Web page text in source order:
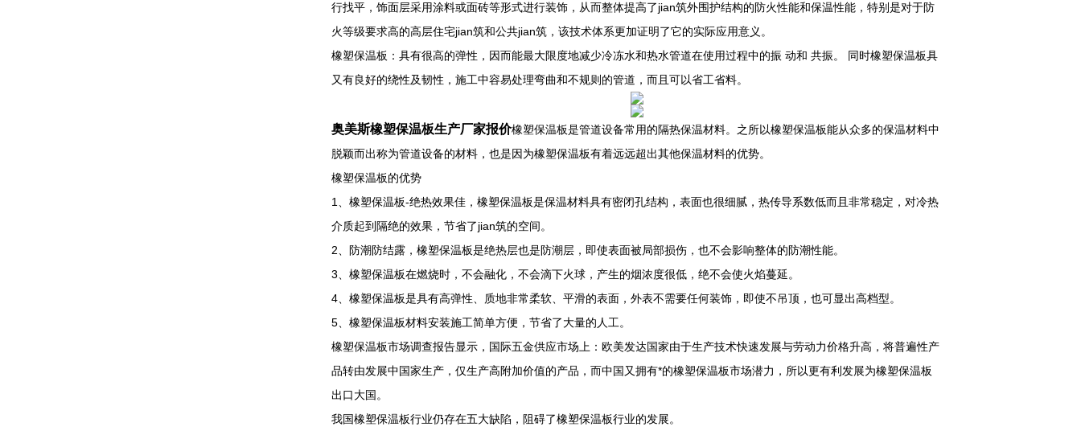
行找平，饰面层采用涂料或面砖等形式进行装饰，从而整体提高了jian筑外围护结构的防火性能和保温性能，特别是对于防
火等级要求高的高层住宅jian筑和公共jian筑，该技术体系更加证明了它的实际应用意义。
橡塑保温板：具有很高的弹性，因而能最大限度地减少冷冻水和热水管道在使用过程中的振 动和 共振。 同时橡塑保温板具
又有良好的绕性及韧性，施工中容易处理弯曲和不规则的管道，而且可以省工省料。
奥美斯橡塑保温板生产厂家报价橡塑保温板是管道设备常用的隔热保温材料。之所以橡塑保温板能从众多的保温材料中
脱颖而出称为管道设备的材料，也是因为橡塑保温板有着远远超出其他保温材料的优势。
橡塑保温板的优势
1、橡塑保温板-绝热效果佳，橡塑保温板是保温材料具有密闭孔结构，表面也很细腻，热传导系数低而且非常稳定，对冷热
介质起到隔绝的效果，节省了jian筑的空间。
2、防潮防结露，橡塑保温板是绝热层也是防潮层，即使表面被局部损伤，也不会影响整体的防潮性能。
3、橡塑保温板在燃烧时，不会融化，不会滴下火球，产生的烟浓度很低，绝不会使火焰蔓延。
4、橡塑保温板是具有高弹性、质地非常柔软、平滑的表面，外表不需要任何装饰，即使不吊顶，也可显出高档型。
5、橡塑保温板材料安装施工简单方便，节省了大量的人工。
橡塑保温板市场调查报告显示，国际五金供应市场上：欧美发达国家由于生产技术快速发展与劳动力价格升高，将普遍性产
品转由发展中国家生产，仅生产高附加价值的产品，而中国又拥有*的橡塑保温板市场潜力，所以更有利发展为橡塑保温板
出口大国。
我国橡塑保温板行业仍存在五大缺陷，阻碍了橡塑保温板行业的发展。